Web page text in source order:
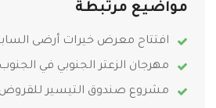
مواضيع مرتبطة
افتتاح معرض خيرات أرضى
مهرجان الزعتر الجنوبي في الجنوب
مشروع صندوق التيسير